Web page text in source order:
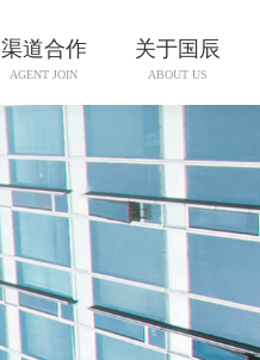
渠道合作
AGENT JOIN
关于国辰
ABOUT US